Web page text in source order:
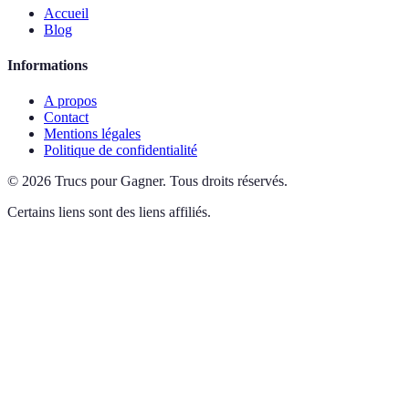
Accueil
Blog
Informations
A propos
Contact
Mentions légales
Politique de confidentialité
© 2026 Trucs pour Gagner. Tous droits réservés.
Certains liens sont des liens affiliés.